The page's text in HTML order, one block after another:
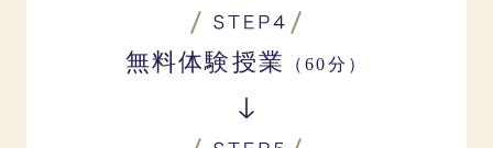
無料体験授業 （60分）